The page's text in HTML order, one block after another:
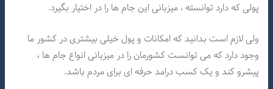
پولی که دارد توانسته ، میزبانی این جام ها را در اختیار بگیرد.
ولی لازم است بدانید که امکانات و پول خیلی بیشتری در کشور ما
وجود دارد که می توانست کشورمان را در میزبانی انواع جام ها ،
پیشرو کند و یک کسب درامد حرفه ای برای مردم باشد.